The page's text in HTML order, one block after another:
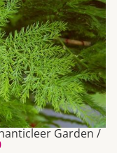
Garden /